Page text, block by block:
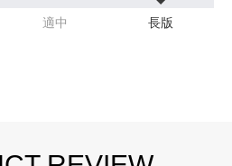
適中 長版